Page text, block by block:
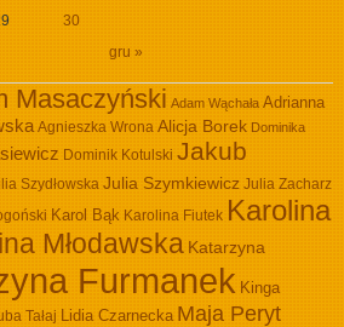
gru »
30
Masaczyński Adam Wąchała Adrianna
Agnieszka Wrona Alicja Borek Dominika
Dominik Kotulski Jakub
Szydłowska Julia Szymkiewicz Julia Zacharz
Karol Bąk Karolina Fiutek Karolina
Młodawska Katarzyna
Furmanek Kinga
Tałaj Lidia Czarnecka Maja Peryt